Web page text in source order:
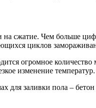
сжатие. Чем больше
циклов
огромное
изменение температур.
для заливки пола –